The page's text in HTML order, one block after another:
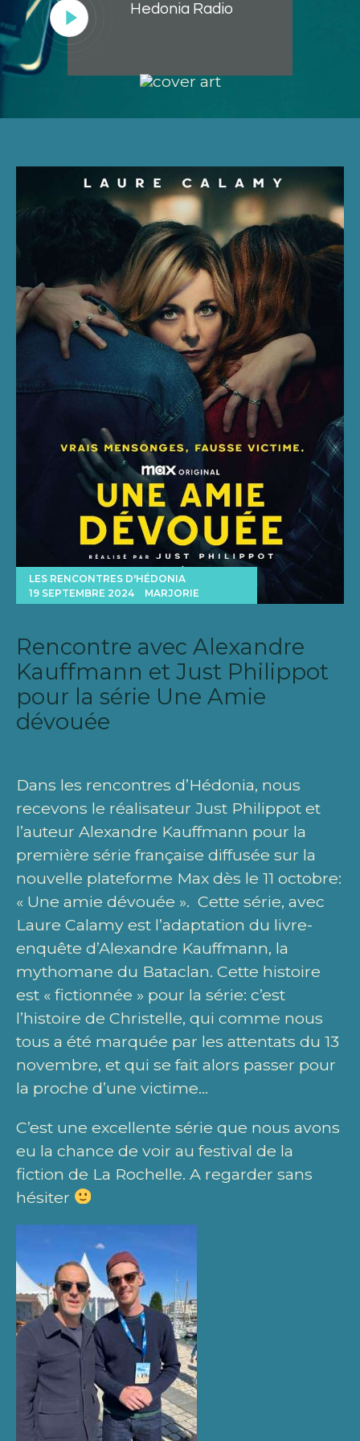
Hedonia Radio
LES RENCONTRES D'HÉDONIA
19 SEPTEMBRE 2024
MARJORIE
Rencontre avec Alexandre
Kauffmann et Just Philippot
pour la série Une Amie
dévouée
Dans les rencontres d’Hédonia, nous
recevons le réalisateur Just Philippot et
l’auteur Alexandre Kauffmann pour la
première série française diffusée sur la
nouvelle plateforme Max dès le 11 octobre:
« Une amie dévouée ». Cette série, avec
Laure Calamy est l’adaptation du livre-
enquête d’Alexandre Kauffmann, la
mythomane du Bataclan. Cette histoire
est « fictionnée » pour la série: c’est
l’histoire de Christelle, qui comme nous
tous a été marquée par les attentats du 13
novembre, et qui se fait alors passer pour
la proche d’une victime…
C’est une excellente série que nous avons
eu la chance de voir au festival de la
fiction de La Rochelle. A regarder sans
hésiter